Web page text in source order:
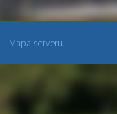
Mapa serveru.